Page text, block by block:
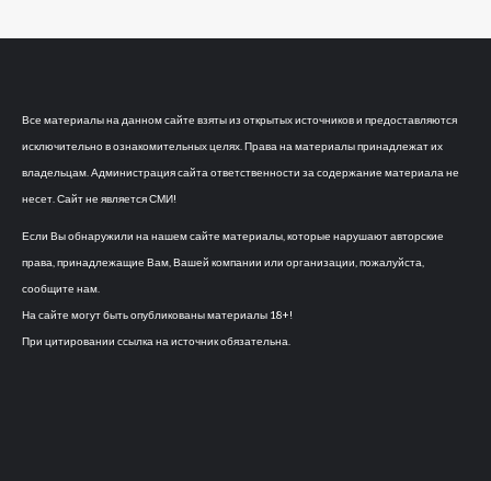
Все материалы на данном сайте взяты из открытых источников и предоставляются
исключительно в ознакомительных целях. Права на материалы принадлежат их
владельцам. Администрация сайта ответственности за содержание материала не
несет. Сайт не является СМИ!
Если Вы обнаружили на нашем сайте материалы, которые нарушают авторские
права, принадлежащие Вам, Вашей компании или организации, пожалуйста,
сообщите нам.
На сайте могут быть опубликованы материалы 18+!
При цитировании ссылка на источник обязательна.